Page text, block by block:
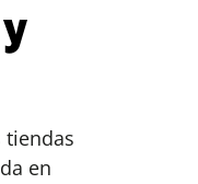
tiendas
en